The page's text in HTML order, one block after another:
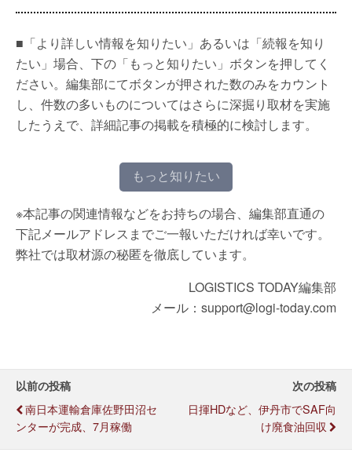
■「より詳しい情報を知りたい」あるいは「続報を知り
たい」場合、下の「もっと知りたい」ボタンを押してく
ださい。編集部にてボタンが押された数のみをカウント
し、件数の多いものについてはさらに深掘り取材を実施
したうえで、詳細記事の掲載を積極的に検討します。
もっと知りたい
※本記事の関連情報などをお持ちの場合、編集部直通の
下記メールアドレスまでご一報いただければ幸いです。
弊社では取材源の秘匿を徹底しています。
LOGISTICS TODAY編集部
メール：support@logi-today.com
以前の投稿
南日本運輸倉庫佐野田沼セ
ンターが完成、7月稼働
次の投稿
日揮HDなど、伊丹市でSAF向
け廃食油回収